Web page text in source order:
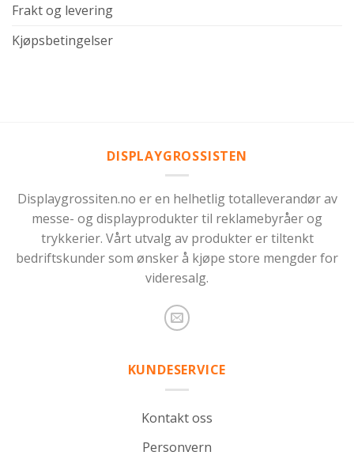
Frakt og levering
Kjøpsbetingelser
DISPLAYGROSSISTEN
Displaygrossiten.no er en helhetlig totalleverandør av
messe- og displayprodukter til reklamebyråer og
trykkerier. Vårt utvalg av produkter er tiltenkt
bedriftskunder som ønsker å kjøpe store mengder for
videresalg.
KUNDESERVICE
Kontakt oss
Personvern